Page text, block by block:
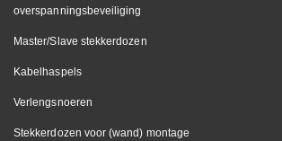
overspanningsbeveiliging
Master/Slave stekkerdozen
Kabelhaspels
Verlengsnoeren
Stekkerdozen voor (wand) montage